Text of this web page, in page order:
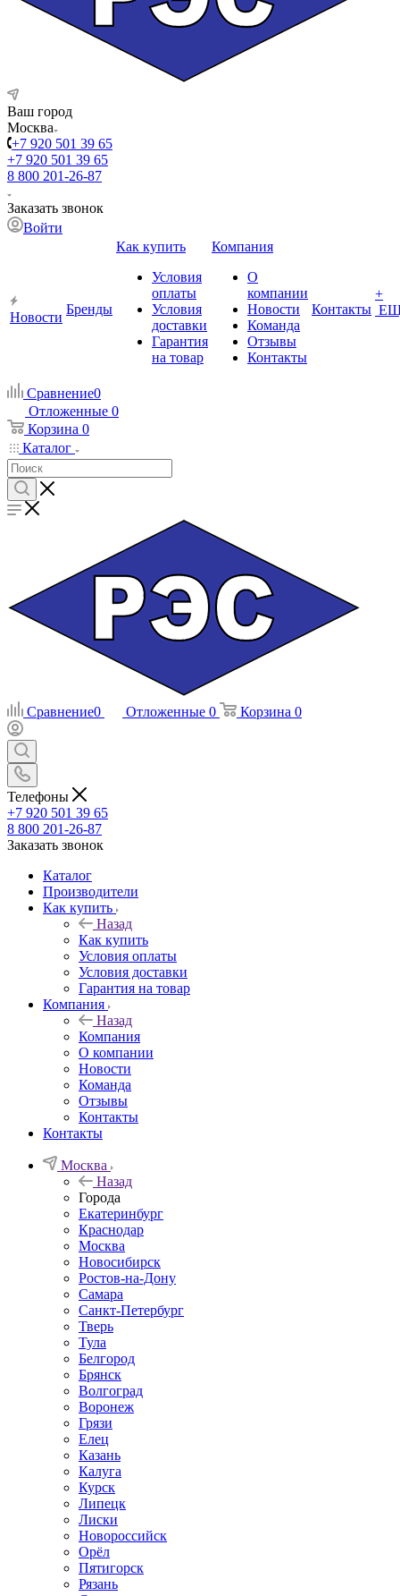
Ваш город
Москва
+7 920 501 39 65
+7 920 501 39 65
8 800 201-26-87
Заказать звонок
Войти
Новости
Бренды
Как купить
Условия
оплаты
Условия
доставки
Гарантия
на товар
Компания
О
компании
Новости
Команда
Отзывы
Контакты
Контакты
+
Сравнение0
Отложенные 0
Корзина 0
Каталог
Сравнение0 Отложенные 0 Корзина 0
Телефоны
+7 920 501 39 65
8 800 201-26-87
Заказать звонок
Каталог
Производители
Как купить
Назад
Как купить
Условия оплаты
Условия доставки
Гарантия на товар
Компания
Назад
Компания
О компании
Новости
Команда
Отзывы
Контакты
Контакты
Москва
Назад
Города
Екатеринбург
Краснодар
Москва
Новосибирск
Ростов-на-Дону
Самара
Санкт-Петербург
Тверь
Тула
Белгород
Брянск
Волгоград
Воронеж
Грязи
Елец
Казань
Калуга
Курск
Липецк
Лиски
Новороссийск
Орёл
Пятигорск
Рязань